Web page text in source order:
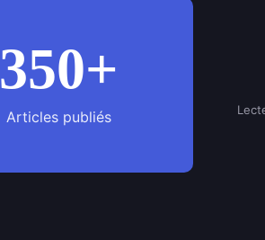
350+
Articles publiés